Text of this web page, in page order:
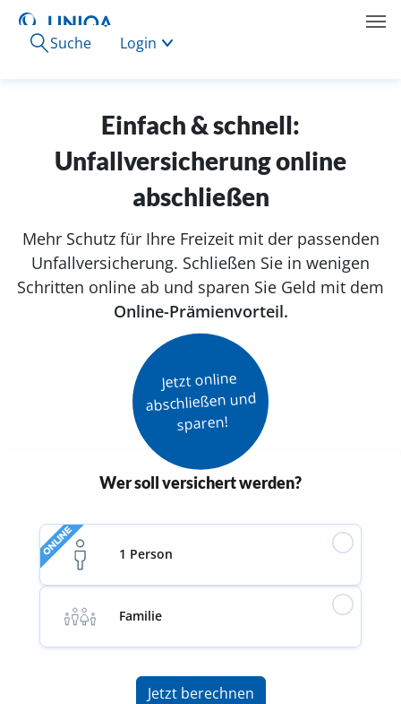
Suche Login
Einfach & schnell:
Unfallversicherung online
abschließen
Mehr Schutz für Ihre Freizeit mit der passenden
Unfallversicherung. Schließen Sie in wenigen
Schritten online ab und sparen Sie Geld mit dem
Online-Prämienvorteil.
Jetzt online
abschließen und
sparen!
Wer soll versichert werden?
ONLINE 1 Person
Familie
Jetzt berechnen